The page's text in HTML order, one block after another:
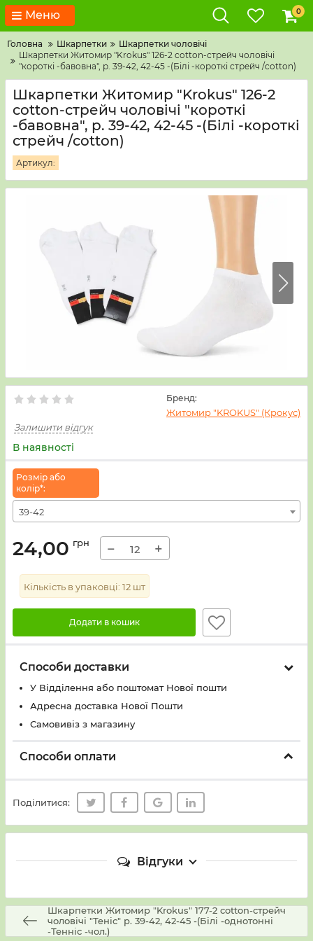
Меню 0
Головна Шкарпетки
Шкарпетки чоловічі
Шкарпетки Житомир "Krokus" 126-2 cotton-стрейч чоловічі
"короткі -бавовна", р. 39-42, 42-45 -(Білі -короткі стрейч /cotton)
Шкарпетки Житомир "Krokus" 126-2
cotton-стрейч чоловічі "короткі
-бавовна", р. 39-42, 42-45 -(Білі -короткі
стрейч /cotton)
Артикул:
Бренд:
Житомир "KROKUS" (Крокус)
Залишити відгук
В наявності
Розмiр або
колiр*:
39-42
24,00 грн − +
Кількість в упаковці: 12 шт
Додати в кошик
Способи доставки
У Вiддiлення або поштомат Нової пошти
Адресна доставка Нової Пошти
Самовивіз з магазину
Способи оплати
Поділитися:
Відгуки
Шкарпетки Житомир "Krokus" 177-2 cotton-стрейч
чоловічі "Теніс" р. 39-42, 42-45 -(Білі -однотонні
-Тенніс -чол.)